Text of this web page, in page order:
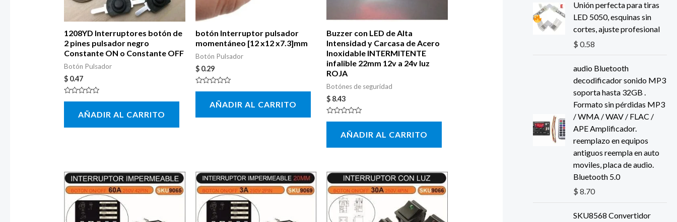
1208YD Interruptores botón de
2 pines pulsador negro
Constante ON o Constante OFF
Botón Pulsador
$0.47
Valorado
5
AÑADIR AL CARRITO
botón Interruptor pulsador
momentáneo [12 x12 x7.3]mm
Botón Pulsador
$0.29
Valorado
5
AÑADIR AL CARRITO
Buzzer con LED de Alta
Intensidad y Carcasa de Acero
Inoxidable INTERMITENTE
infalible 22mm 12v a 24v luz
ROJA
Botónes de seguridad
$ 8.43
Valorado
5
AÑADIR AL CARRITO
Unión perfecta para tiras
LED 5050, esquinas sin
cortes, ajuste profesional
$ 0.58
audio Bluetooth
decodificador sonido MP3
soporta hasta 32GB .
Formato sin pérdidas MP3
/ WMA / WAV / FLAC /
APE Amplificador.
reemplazo en equipos
antiguos reempla en auto
moviles, placa de audio.
Bluetooth 5.0
$ 8.70
SKU8568 Convertidor